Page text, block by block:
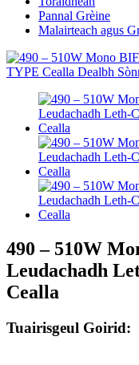
Pannal Grèine
Malairteach agus
490 – 510W
Leudachadh
Cealla
Tuairisgeul Goirid: